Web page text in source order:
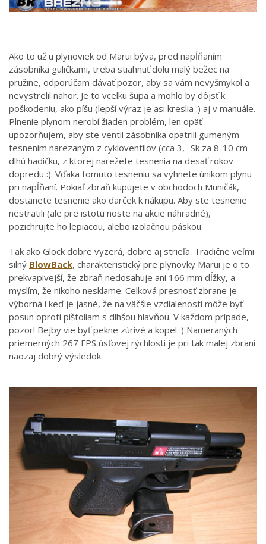
Ako to už u plynoviek od Marui býva, pred napĺňaním
zásobníka guličkami, treba stiahnuť dolu malý bežec na
pružine, odporúčam dávať pozor, aby sa vám nevyšmykol a
nevystrelil nahor. Je to vcelku šupa a mohlo by dôjsť k
poškodeniu, ako píšu (lepší výraz je asi kreslia :) aj v manuále.
Plnenie plynom nerobí žiaden problém, len opäť
upozorňujem, aby ste ventil zásobníka opatrili gumeným
tesnením narezaným z cykloventilov (cca 3,- Sk za 8-10 cm
dlhú hadičku, z ktorej narežete tesnenia na desať rokov
dopredu :). Vďaka tomuto tesneniu sa vyhnete únikom plynu
pri napĺňaní. Pokiaľ zbraň kupujete v obchodoch Muničák,
dostanete tesnenie ako darček k nákupu. Aby ste tesnenie
nestratili (ale pre istotu noste na akcie náhradné),
pozichrujte ho lepiacou, alebo izolačnou páskou.
Tak ako Glock dobre vyzerá, dobre aj strieľa. Tradične veľmi
silný BlowBack, charakteristický pre plynovky Marui je o to
prekvapivejší, že zbraň nedosahuje ani 166 mm dĺžky, a
myslím, že nikoho nesklame. Celková presnosť zbrane je
výborná i keď je jasné, že na väčšie vzdialenosti môže byť
posun oproti pištoliam s dlhšou hlavňou. V každom prípade,
pozor! Bejby vie byť pekne zúrivé a kope! :) Nameraných
priemerných 267 FPS úsťovej rýchlosti je pri tak malej zbrani
naozaj dobrý výsledok.